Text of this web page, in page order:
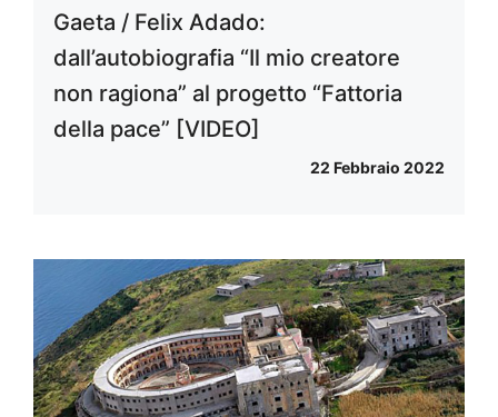
Gaeta / Felix Adado:
dall’autobiografia “Il mio creatore
non ragiona” al progetto “Fattoria
della pace” [VIDEO]
22 Febbraio 2022